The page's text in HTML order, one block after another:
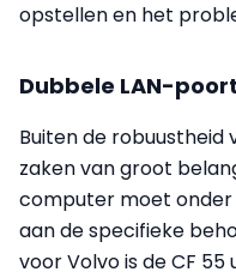
opstellen en het
Dubbele LAN-poort
Buiten de robuustheid
zaken van groot
computer moet
aan de specifieke
voor Volvo is de CF